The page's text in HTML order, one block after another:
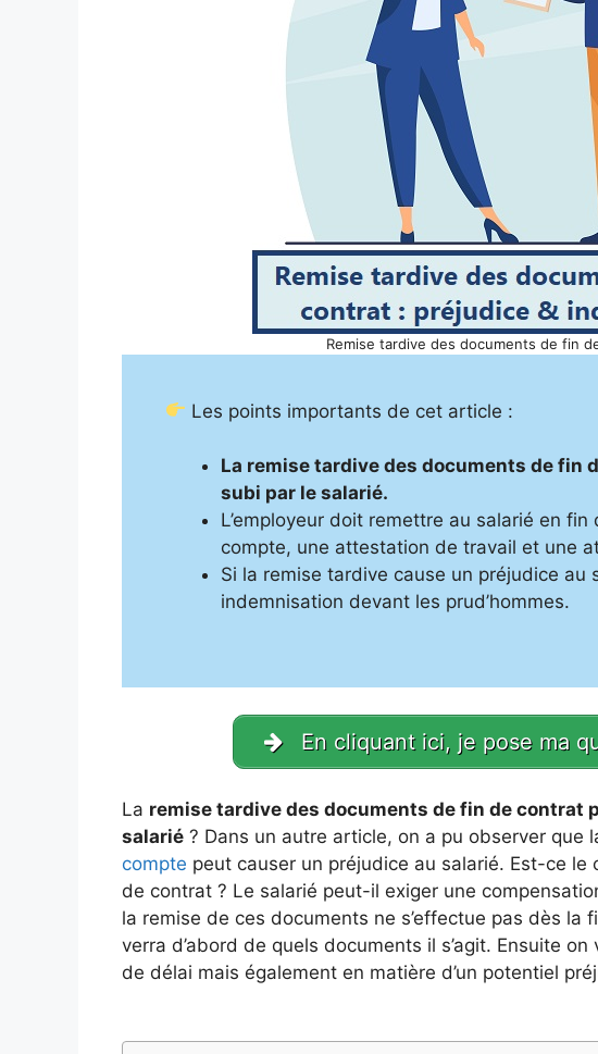
Remise tardive des documents de fin
Les points importants de cet article :
La remise tardive des documents de fin
subi par le salarié.
L’employeur doit remettre au salarié en
compte, une attestation de travail et une
Si la remise tardive cause un préjudice au
indemnisation devant les prud’hommes.
En cliquant ici, je pose ma
La remise tardive des documents de fin de contrat
salarié ? Dans un autre article, on a pu observer que
compte peut causer un préjudice au salarié. Est-ce
de contrat ? Le salarié peut-il exiger une
la remise de ces documents ne s’effectue pas dès la
verra d’abord de quels documents il s’agit. Ensuite
de délai mais également en matière d’un potentiel